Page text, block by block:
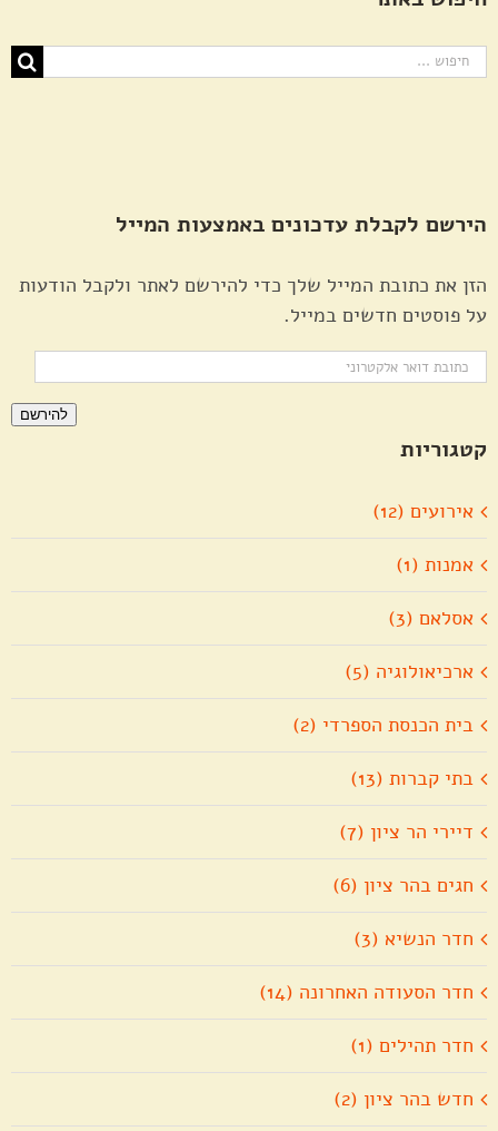
חיפוש...
הירשם לקבלת עדכונים באמצעות המייל
הזן את כתובת המייל שלך כדי להירשם לאתר ולקבל הודעות
על פוסטים חדשים במייל.
כתובת
להירשם
קטגוריות
אירועים (12)
אמנות (1)
אסלאם (3)
ארכיאולוגיה (5)
בית הכנסת הספרדי (2)
בתי קברות (13)
דיירי הר ציון (7)
חגים בהר ציון (6)
חדר הנשיא (3)
חדר הסעודה האחרונה (14)
חדר תהילים (1)
חדש בהר ציון (2)